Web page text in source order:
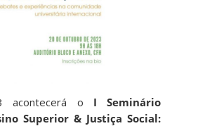
acontecerá o I Seminário
Superior & Justiça Social: